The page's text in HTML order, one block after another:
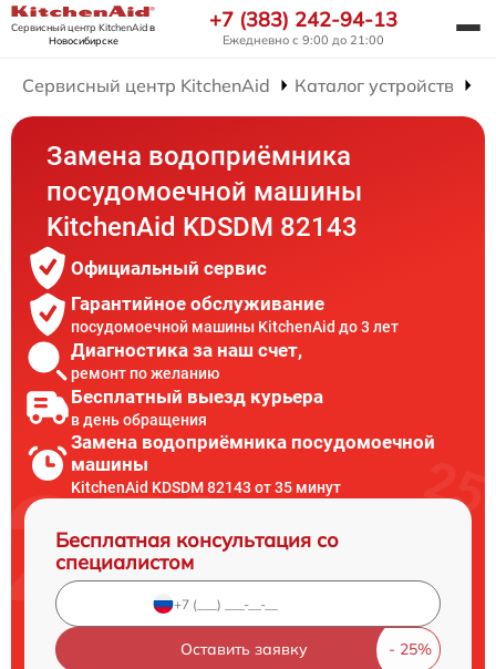
Сервисный центр KitchenAidв
Новосибирске
+7 (383) 242-94-13
Ежедневно с 9:00 до 21:00
Сервисный центр KitchenAid Каталог устройств
Замена водоприёмника
посудомоечной машины
KitchenAid KDSDM 82143
Официальный сервис
Гарантийное обслуживание
посудомоечной машины KitchenAid до 3 лет
Диагностика за наш счет,
ремонт по желанию
Бесплатный выезд курьера
в день обращения
Замена водоприёмника посудомоечной
машины
KitchenAid KDSDM 82143 от 35 минут
Бесплатная консультация со
специалистом
Оставить заявку